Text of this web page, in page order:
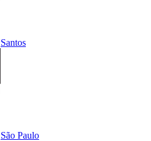
Santos
São Paulo